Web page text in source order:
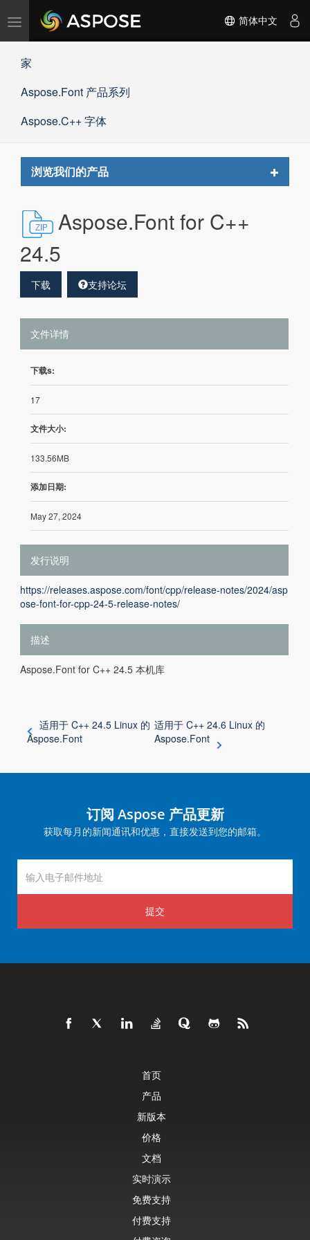
切
航
简体中文
家
Aspose.Font 产品系列
Aspose.C++ 字体
浏览我们的产品
Toggle
Aspose.Font for C++
24.5
下载 支持论坛
文件详情
下载s:
17
文件大小:
133.56MB
添加日期:
May 27, 2024
发行说明
https://releases.aspose.com/font/cpp/release-notes/2024/asp
ose-font-for-cpp-24-5-release-notes/
描述
Aspose.Font for C++ 24.5 本机库
适用于 C++ 24.5 Linux 的
Aspose.Font
适用于 C++ 24.6 Linux 的
Aspose.Font
订阅 Aspose 产品更新
获取每月的新闻通讯和优惠，直接发送到您的邮箱。
提交
首页
产品
新版本
价格
文档
实时演示
免费支持
付费支持